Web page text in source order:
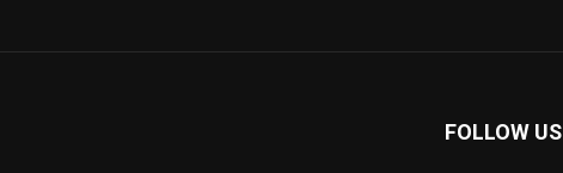
FOLLOW US